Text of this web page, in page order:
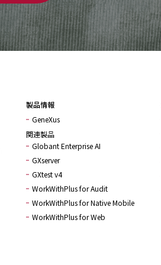
製品情報
GeneXus
関連製品
Globant Enterprise AI
GXserver
GXtest v4
WorkWithPlus for Audit
WorkWithPlus for Native Mobile
WorkWithPlus for Web